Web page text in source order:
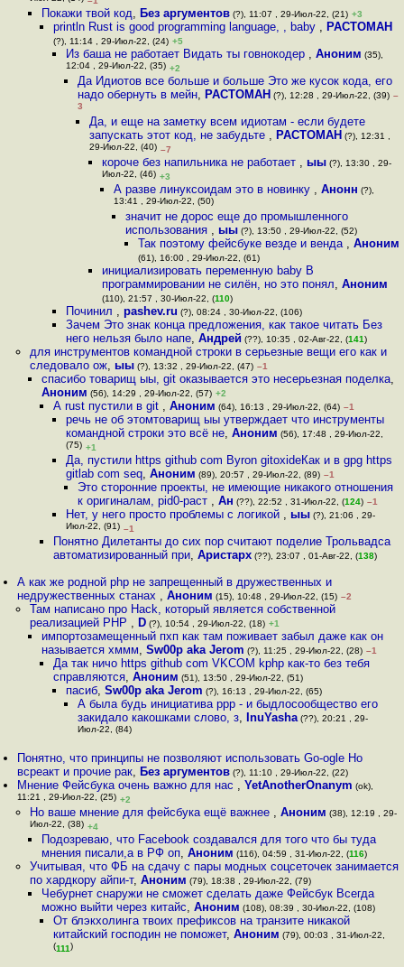
Покажи твой код, Без аргументов(?), 11:07 , 29-Июл-22, (21) +3
println Rust is good programming language, , baby , РАСТОМАН
(?), 11:14 , 29-Июл-22, (24) +5
Из баша не работает Видать ты гoвнокодер , Аноним (35),
12:04 , 29-Июл-22, (35) +2
Да Идиотов все больше и больше Это же кусок кода, его
надо обернуть в мейн, РАСТОМАН (?), 12:28 , 29-Июл-22, (39) –
3
Да, и еще на заметку всем идиотам - если будете
запускать этот код, не забудьте , РАСТОМАН (?), 12:31 ,
29-Июл-22, (40) –7
короче без напильника не работает , ыы(?), 13:30 , 29-
Июл-22, (46) +3
А разве линуксоидам это в новинку , Анонн (?),
13:41 , 29-Июл-22, (50)
значит не дорос еще до промышленного
использования , ыы (?), 13:50 , 29-Июл-22, (52)
Так поэтому фейсбуке везде и венда , Аноним
(61), 16:00 , 29-Июл-22, (61)
инициализировать переменную baby В
программировании не силён, но это понял, Аноним
(110), 21:57 , 30-Июл-22, (110)
Починил , pashev.ru (?), 08:24 , 30-Июл-22, (106)
Зачем Это знак конца предложения, как такое читать Без
него нельзя было напе, Андрей (??), 10:35 , 02-Авг-22, (141)
для инструментов командной строки в серьезные вещи его как и
следовало ож, ыы(?), 13:32 , 29-Июл-22, (47) –1
спасибо товарищ ыы, git оказывается это несерьезная поделка,
Аноним (56), 14:29 , 29-Июл-22, (57) +2
А rust пустили в git ,Аноним (64), 16:13 , 29-Июл-22, (64) –1
речь не об этомтоварищ ыы утверждает что инструменты
командной строки это всё не, Аноним (56), 17:48 , 29-Июл-22,
(75) +1
Да, пустили https github com Byron gitoxideКак и в gpg https
gitlab com seq, Аноним (89), 20:57 , 29-Июл-22, (89) –1
Это сторонние проекты, не имеющие никакого отношения
к оригиналам, pid0-раст , Ан (??), 22:52 , 31-Июл-22, (124) –1
Нет, у него просто проблемы с логикой , ыы(?), 21:06 , 29-
Июл-22, (91) –1
Понятно Дилетанты до сих пор считают поделие Трольвадса
автоматизированный при,Аристарх (??), 23:07 , 01-Авг-22, (138)
А как же родной php не запрещенный в дружественных и
недружественных станах ,Аноним (15), 10:48 , 29-Июл-22, (15) –2
Там написано про Hack, который является собственной
реализацией PHP , D(?), 10:54 , 29-Июл-22, (18) +1
импортозамещенный пхп как там поживает забыл даже как он
называется хммм, Sw00p aka Jerom (?), 11:25 , 29-Июл-22, (28) –1
Да так ничо https github com VKCOM kphp как-то без тебя
справляются,Аноним (51), 13:50 , 29-Июл-22, (51)
пасиб, Sw00p aka Jerom (?), 16:13 , 29-Июл-22, (65)
А была будь инициатива ppp - и быдлосообщество его
закидало какошками слово, з, InuYasha(??), 20:21 , 29-
Июл-22, (84)
Понятно, что принципы не позволяют использовать Go-ogle Но
всреакт и прочие рак, Без аргументов (?), 11:10 , 29-Июл-22, (22)
Мнение Фейсбука очень важно для нас ,YetAnotherOnanym (ok),
11:21 , 29-Июл-22, (25) +2
Но ваше мнение для фейсбука ещё важнее , Аноним (38), 12:19 , 29-
Июл-22, (38) +4
Подозреваю, что Facebook создавался для того что бы туда
мнения писали,а в РФ оп, Аноним (116), 04:59 , 31-Июл-22, (116)
Учитывая, что ФБ на сдачу с пары модных соцсеточек занимается
по хардкору айпи-т, Аноним (79), 18:38 , 29-Июл-22, (79)
Чебурнет снаружи не сможет сделать даже Фейсбук Всегда
можно выйти через китайс, Аноним (108), 08:39 , 30-Июл-22, (108)
От блэкхолинга твоих префиксов на транзите никакой
китайский господин не поможет,Аноним (79), 00:03 , 31-Июл-22,
(111)